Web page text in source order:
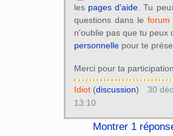
les pages d'aide . Tu
questions dans le forum
n'oublie pas que tu peux
personnellepour te
Merci pour ta
Idiot(discussion)
30
13:10
Montrer 1